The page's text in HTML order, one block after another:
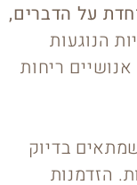
על הדברים,
הנוגעות
ריחות
בדיוק
הזדמנות